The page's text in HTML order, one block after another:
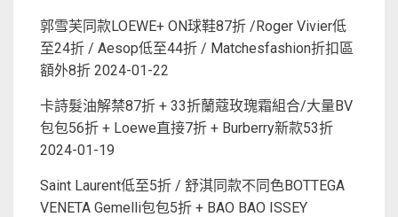
郭雪芙同款LOEWE+ ON球鞋87折 /Roger Vivier低
至24折 / Aesop低至44折 / Matchesfashion折扣區
額外8折 2024-01-22
卡詩髮油解禁87折 + 33折蘭蔻玫瑰霜組合/大量BV
包包56折 + Loewe直接7折 + Burberry新款53折
2024-01-19
Saint Laurent低至5折 / 舒淇同款不同色BOTTEGA
VENETA Gemelli包包5折 + BAO BAO ISSEY